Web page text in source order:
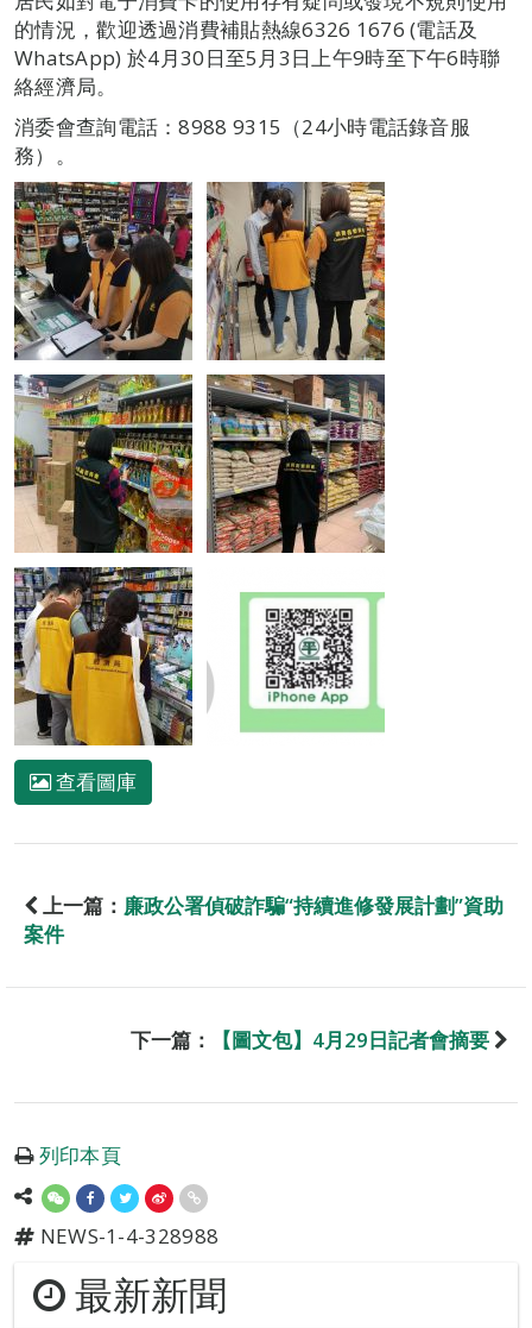
的情況，歡迎透過消費補貼熱線6326 1676 (電話及
WhatsApp) 於4月30日至5月3日上午9時至下午6時聯
絡經濟局。
消委會查詢電話：8988 9315（24小時電話錄音服
務）。
查看圖庫
上一篇： 廉政公署偵破詐騙“持續進修發展計劃”資助
案件
下一篇： 【圖文包】4月29日記者會摘要
列印本頁
NEWS-1-4-328988
最新新聞